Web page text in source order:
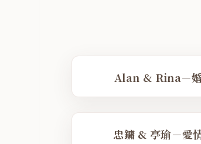
Alan & Rina－
忠鏞 & 亭瑜－愛